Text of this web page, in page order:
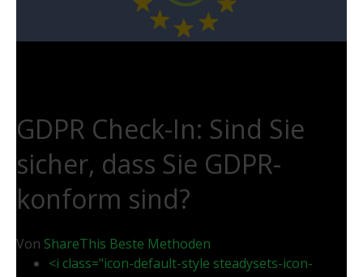
GDPR Check-In: Sind Sie
sicher, dass Sie GDPR-
konform sind?
Von ShareThis Beste Methoden
<i class="icon-default-style steadysets-icon-